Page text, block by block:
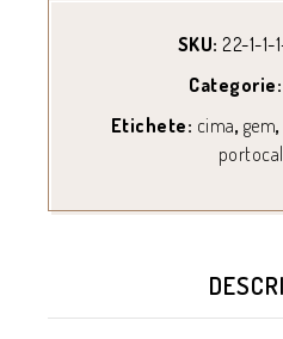
SKU:22-1-1-
Categorie:
Etichete: cima, gem